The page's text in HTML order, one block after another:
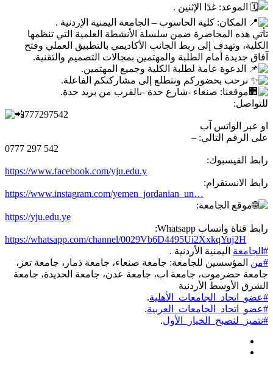
الموعد: غدًا الإثنين .
المكان: كلية الحاسوب – الجامعة اليمنية الإردنية .
تأتي هذه المحاضرة ضمن سلسلة الأنشطة العلمية التي تنظمها
الكلية، وتهدف إلى ربط الجانب الأكاديمي بالتطبيق العملي وفتح
آفاق جديدة أمام الطلبة والمهتمين بمجالات التصميم والتقنية.
الدعوة عامة لطلبة الكلية وجميع المهتمين.
نرحب بحضوركم ونتطلع إلى مشاركتكم الفاعلة.
موقعنا: صنعاء -شارع حدة -بالقرب من بريد حدة.
للتواصل:
777297542
او عبر الواتس آب
على الرقم التالي: –
0777 297 542
رابط الفيسبوك:
https://www.facebook.com/yju.edu.y
رابط الانستقرام:
https://www.instagram.com/yemen_jordanian_un…
موقع الجامعة:
https://yju.edu.ye
رابط قناة واتساب Whatsapp:
https://whatsapp.com/channel/0029Vb6D4495Ui2XxkqYuj2H
#الجامعة اليمنية الأردنية .
#من المؤسسين للجامعة: جامعة صنعاء، جامعة ذمار، جامعة تعز،
جامعة حضرموت، جامعة اب، جامعة عدن، جامعة الحديدة، جامعة
الشرق الأوسط الأردنية
#عضو_اتحاد_الجامعات_الأهلية.
#عضو_اتحاد_الجامعات_العربية.
#نتميز_لنصبح_الخيار_الأول.